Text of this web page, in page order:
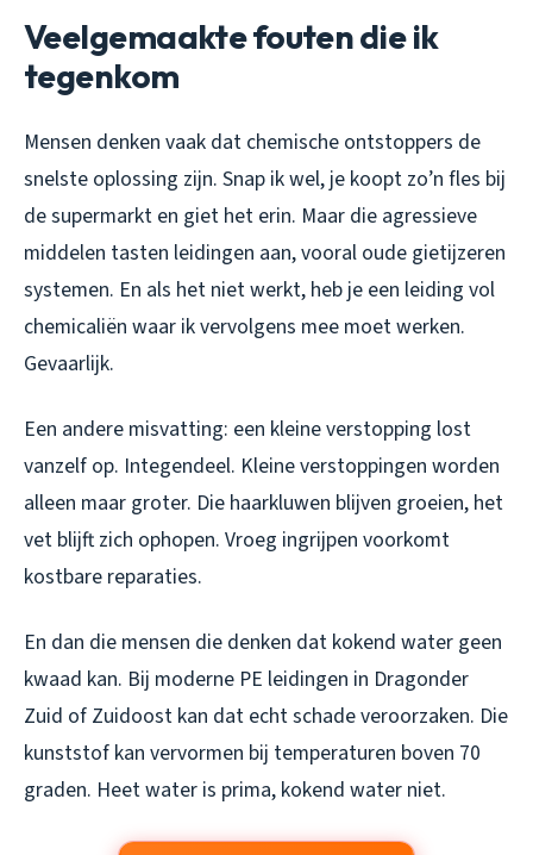
Veelgemaakte fouten die ik
tegenkom
Mensen denken vaak dat chemische ontstoppers de
snelste oplossing zijn. Snap ik wel, je koopt zo’n fles bij
de supermarkt en giet het erin. Maar die agressieve
middelen tasten leidingen aan, vooral oude gietijzeren
systemen. En als het niet werkt, heb je een leiding vol
chemicaliën waar ik vervolgens mee moet werken.
Gevaarlijk.
Een andere misvatting: een kleine verstopping lost
vanzelf op. Integendeel. Kleine verstoppingen worden
alleen maar groter. Die haarkluwen blijven groeien, het
vet blijft zich ophopen. Vroeg ingrijpen voorkomt
kostbare reparaties.
En dan die mensen die denken dat kokend water geen
kwaad kan. Bij moderne PE leidingen in Dragonder
Zuid of Zuidoost kan dat echt schade veroorzaken. Die
kunststof kan vervormen bij temperaturen boven 70
graden. Heet water is prima, kokend water niet.